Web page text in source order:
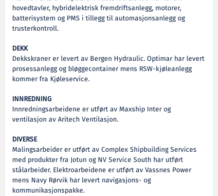
hovedtavler, hybridelektrisk fremdriftsanlegg, motorer,
batterisystem og PMS i tillegg til automasjonsanlegg og
trusterkontroll.
DEKK
Dekkskraner er levert av Bergen Hydraulic. Optimar har levert
prosessanlegg og bløggecontainer mens RSW-kjøleanlegg
kommer fra Kjøleservice.
INNREDNING
Innredningsarbeidene er utført av Maxship Inter og
ventilasjon av Aritech Ventilasjon.
DIVERSE
Malingsarbeider er utført av Complex Shipbuilding Services
med produkter fra Jotun og NV Service South har utført
stålarbeider. Elektroarbeidene er utført av Vassnes Power
mens Navy Rørvik har levert navigasjons- og
kommunikasjonspakke.